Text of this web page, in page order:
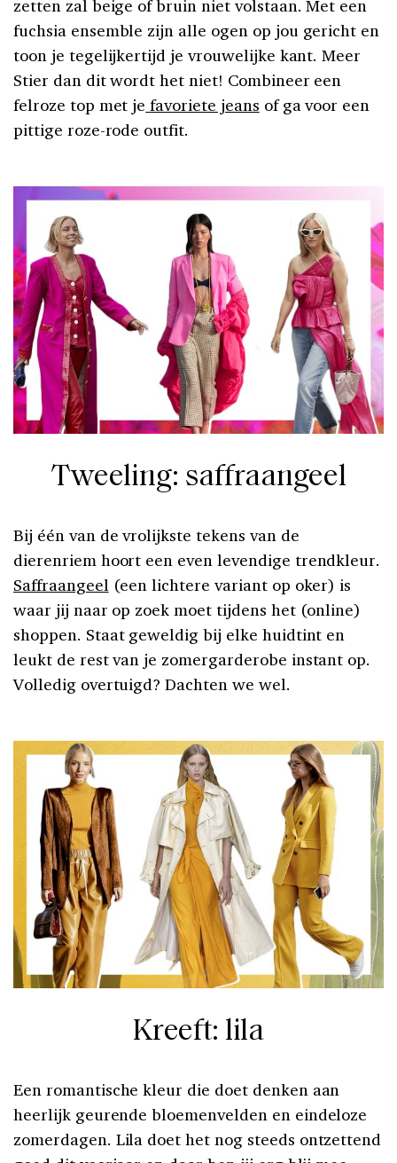
zetten zal beige of bruin niet volstaan. Met een
fuchsia ensemble zijn alle ogen op jou gericht en
toon je tegelijkertijd je vrouwelijke kant. Meer
Stier dan dit wordt het niet! Combineer een
felroze top met je favoriete jeans of ga voor een
pittige roze-rode outfit.
Tweeling: saffraangeel
Bij één van de vrolijkste tekens van de
dierenriem hoort een even levendige trendkleur.
Saffraangeel(een lichtere variant op oker) is
waar jij naar op zoek moet tijdens het (online)
shoppen. Staat geweldig bij elke huidtint en
leukt de rest van je zomergarderobe instant op.
Volledig overtuigd? Dachten we wel.
Kreeft: lila
Een romantische kleur die doet denken aan
heerlijk geurende bloemenvelden en eindeloze
zomerdagen. Lila doet het nog steeds ontzettend